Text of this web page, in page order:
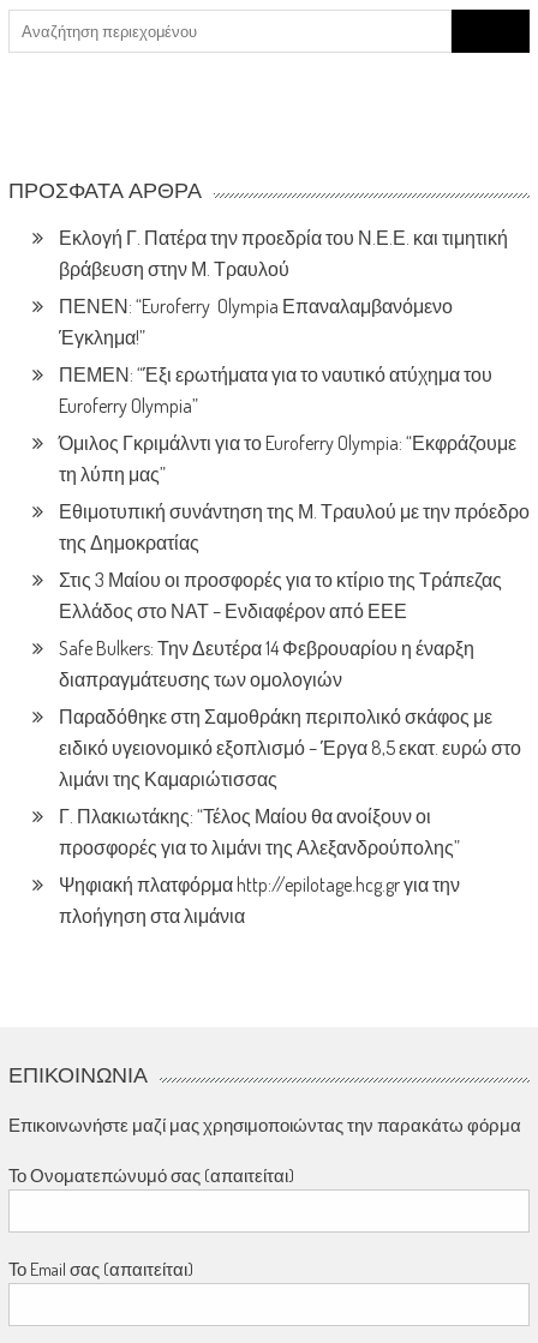
for:
ΠΡΌΣΦΑΤΑ ΆΡΘΡΑ
Εκλογή Γ. Πατέρα την προεδρία του Ν.Ε.Ε. και τιμητική
βράβευση στην Μ. Τραυλού
ΠΕΝΕΝ: “Euroferry Olympia Επαναλαμβανόμενο
Έγκλημα!”
ΠΕΜΕΝ: “Έξι ερωτήματα για το ναυτικό ατύχημα του
Euroferry Olympia”
Όμιλος Γκριμάλντι για το Euroferry Olympia: “Εκφράζουμε
τη λύπη μας”
Εθιμοτυπική συνάντηση της Μ. Τραυλού με την πρόεδρο
της Δημοκρατίας
Στις 3 Μαίου οι προσφορές για το κτίριο της Τράπεζας
Ελλάδος στο ΝΑΤ – Ενδιαφέρον από ΕΕΕ
Safe Bulkers: Την Δευτέρα 14 Φεβρουαρίου η έναρξη
διαπραγμάτευσης των ομολογιών
Παραδόθηκε στη Σαμοθράκη περιπολικό σκάφος με
ειδικό υγειονομικό εξοπλισμό – Έργα 8,5 εκατ. ευρώ στο
λιμάνι της Καμαριώτισσας
Γ. Πλακιωτάκης: “Τέλος Μαίου θα ανοίξουν οι
προσφορές για το λιμάνι της Αλεξανδρούπολης”
Ψηφιακή πλατφόρμα http://epilotage.hcg.gr για την
πλοήγηση στα λιμάνια
ΕΠΙΚΟΙΝΩΝΊΑ
Επικοινωνήστε μαζί μας χρησιμοποιώντας την παρακάτω φόρμα
Το Ονοματεπώνυμό σας (απαιτείται)
Το Email σας (απαιτείται)